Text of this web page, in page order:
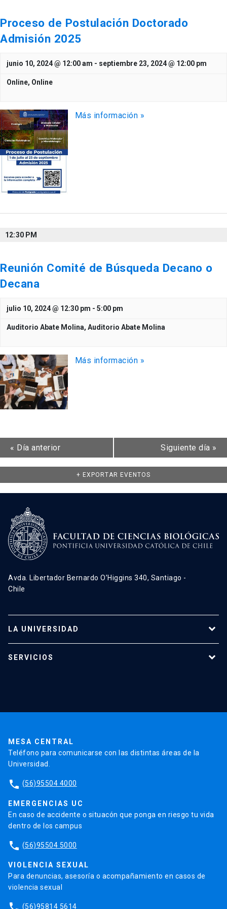
Proceso de Postulación Doctorado
Admisión 2025
junio 10, 2024 @ 12:00 am - septiembre 23, 2024 @ 12:00 pm
Online, Online
Más información »
12:30 PM
Reunión Comité de Búsqueda Decano o
Decana
julio 10, 2024 @ 12:30 pm - 5:00 pm
Auditorio Abate Molina, Auditorio Abate Molina
Más información »
« Día anterior Siguiente día »
+ EXPORTAR EVENTOS
Avda. Libertador Bernardo O’Higgins 340, Santiago -
Chile
LA UNIVERSIDAD
Admisión
SERVICIOS
MESA CENTRAL
Teléfono para comunicarse con las distintas áreas de la
Universidad.
phone (56)95504 4000
EMERGENCIAS UC
En caso de accidente o situacón que ponga en riesgo tu vida
dentro de los campus
phone (56)95504 5000
VIOLENCIA SEXUAL
Para denuncias, asesoría o acompañamiento en casos de
violencia sexual
(56)95814 5614